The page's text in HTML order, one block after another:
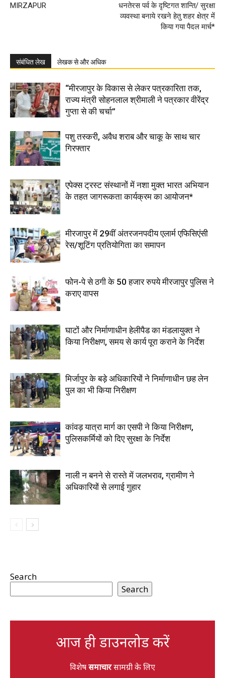
MIRZAPUR
धनतेरस पर्व के दृष्टिगत शान्ति/ सुरक्षा
व्यवस्था बनाये रखने हेतु शहर क्षेत्र में
किया गया पैदल मार्च*
संबंधित लेख लेखक से और अधिक
“मीरजापुर के विकास से लेकर पत्रकारिता तक,
राज्य मंत्री सोहनलाल श्रीमाली ने पत्रकार वीरेंद्र
गुप्ता से की चर्चा”
पशु तस्करी, अवैध शराब और चाकू के साथ चार
गिरफ्तार
एपेक्स ट्रस्ट संस्थानों में नशा मुक्त भारत अभियान
के तहत जागरूकता कार्यक्रम का आयोजन*
मीरजापुर में 29वीं अंतरजनपदीय एलार्म एफिसिएंसी
रेस/शूटिंग प्रतियोगिता का समापन
फोन-पे से ठगी के 50 हजार रुपये मीरजापुर पुलिस ने
कराए वापस
घाटों और निर्माणाधीन हेलीपैड का मंडलायुक्त ने
किया निरीक्षण, समय से कार्य पूरा कराने के निर्देश
मिर्जापुर के बड़े अधिकारियों ने निर्माणाधीन छह लेन
पुल का भी किया निरीक्षण
कांवड़ यात्रा मार्ग का एसपी ने किया निरीक्षण,
पुलिसकर्मियों को दिए सुरक्षा के निर्देश
नाली न बनने से रास्ते में जलभराव, ग्रामीण ने
अधिकारियों से लगाई गुहार
Search
Search
आज ही डाउनलोड करें
विशेषसमाचारसामग्री के लिए